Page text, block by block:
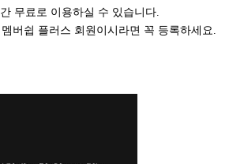
무료로 이용하실 수 있습니다.
버쉽 플러스 회원이시라면 꼭 등록하세요.